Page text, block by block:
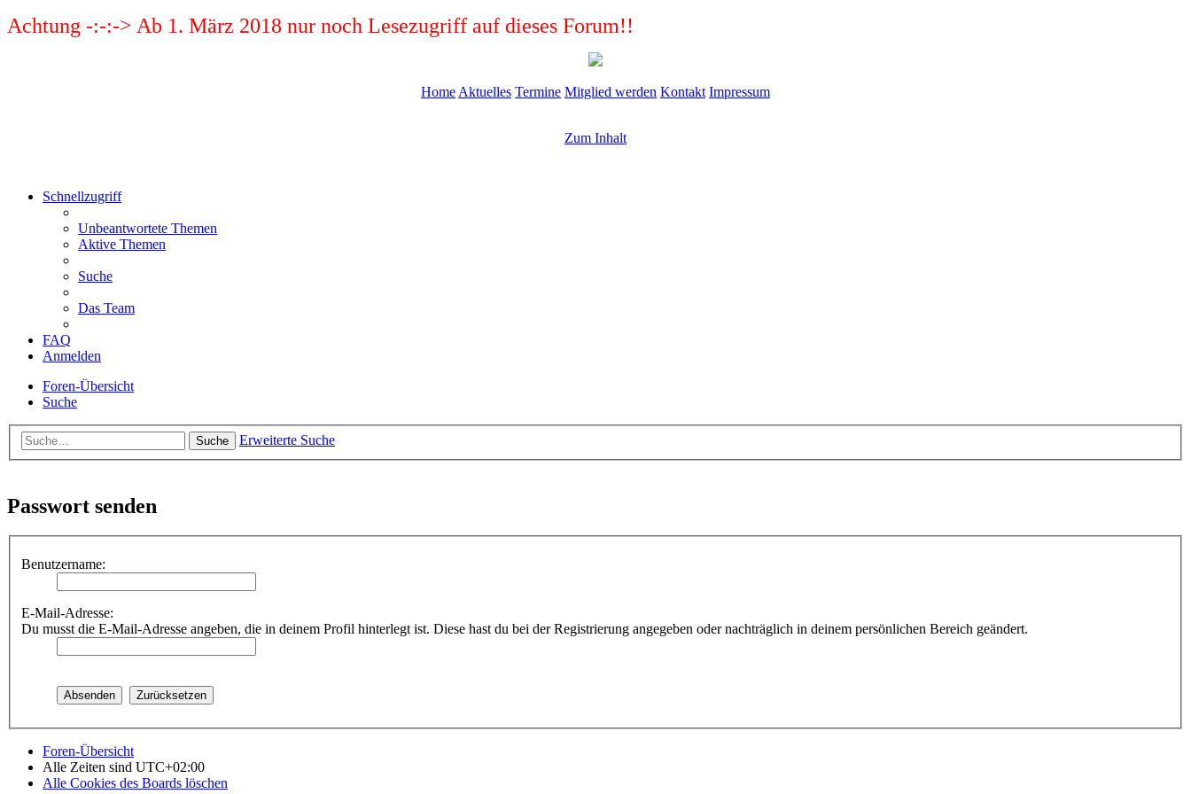
Achtung -:-:-> Ab 1. März 2018 nur noch Lesezugriff auf dieses Forum!!
Home Aktuelles Termine Mitglied werden Kontakt Impressum
Zum Inhalt
Schnellzugriff
Unbeantwortete Themen
Aktive Themen
Suche
Das Team
FAQ
Anmelden
Foren-Übersicht
Suche
Suche Erweiterte Suche
Passwort senden
Benutzername:
E-Mail-Adresse:
Du musst die E-Mail-Adresse angeben, die in deinem Profil hinterlegt ist. Diese hast du bei der Registrierung angegeben oder nachträglich in deinem persönlichen Bereich geändert.
Foren-Übersicht
Alle Zeiten sind UTC+02:00
Alle Cookies des Boards löschen